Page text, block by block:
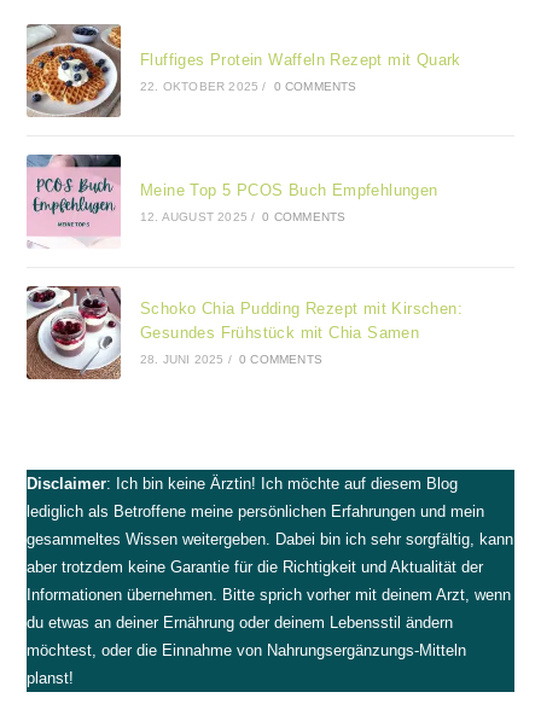
Fluffiges Protein Waffeln Rezept mit Quark
22. OKTOBER 2025 / 0 COMMENTS
Meine Top 5 PCOS Buch Empfehlungen
12. AUGUST 2025 / 0 COMMENTS
Schoko Chia Pudding Rezept mit Kirschen:
Gesundes Frühstück mit Chia Samen
28. JUNI 2025 / 0 COMMENTS
Disclaimer: Ich bin keine Ärztin! Ich möchte auf diesem Blog
lediglich als Betroffene meine persönlichen Erfahrungen und mein
gesammeltes Wissen weitergeben. Dabei bin ich sehr sorgfältig, kann
aber trotzdem keine Garantie für die Richtigkeit und Aktualität der
Informationen übernehmen. Bitte sprich vorher mit deinem Arzt, wenn
du etwas an deiner Ernährung oder deinem Lebensstil ändern
möchtest, oder die Einnahme von Nahrungsergänzungs-Mitteln
planst!